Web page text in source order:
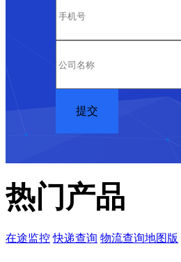
热门产品
在途监控 快递查询 物流查询地图版